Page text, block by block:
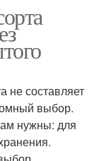
не составляет
выбор.
нужны: для